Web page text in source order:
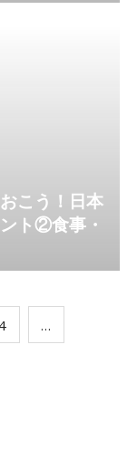
こう！日本
ト②食事・
4 …